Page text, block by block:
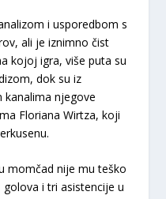
i usporedbom s
ali je iznimno čist
kojoj igra, više puta su
dok su iz
kanalima njegove
Floriana Wirtza, koji
momčad nije mu teško
i tri asistencije u